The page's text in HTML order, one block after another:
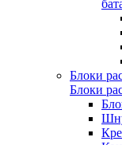
Блоки
Блоки